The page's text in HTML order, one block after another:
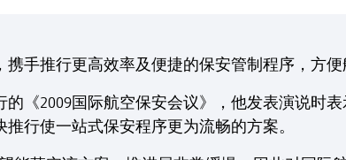
手推行更高效率及便捷的保安管制程序，方便
《2009国际航空保安会议》，他发表演说时
行使一站式保安程序更为流畅的方案。